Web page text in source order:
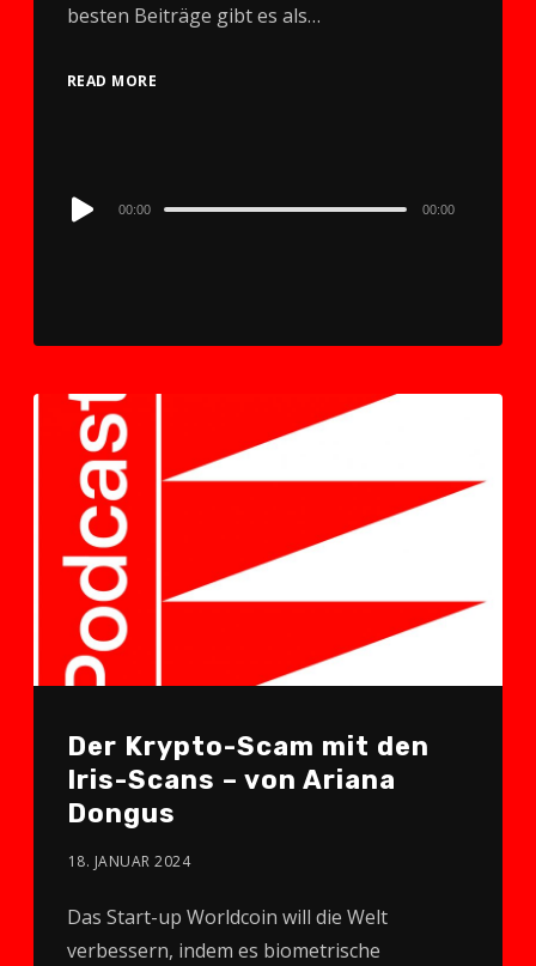
besten Beiträge gibt es als…
READ MORE
Audio
00:00 00:00
Der Krypto-Scam mit den
Iris-Scans – von Ariana
Dongus
18. JANUAR 2024
Das Start-up Worldcoin will die Welt
verbessern, indem es biometrische